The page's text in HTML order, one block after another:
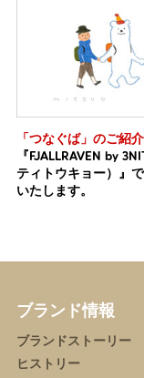
「つなぐば」のご紹介
『FJALLRAVEN by
ティトウキョー）』
いたします。
ブランド情報
ブランドストーリー
ヒストリー